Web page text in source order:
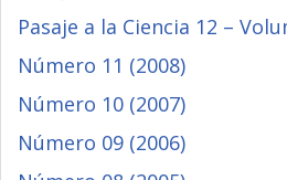
Pasaje a la Ciencia 12 –
Número 11 (2008)
Número 10 (2007)
Número 09 (2006)